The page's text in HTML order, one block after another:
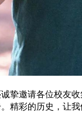
挚邀请各位校友
精彩的历史，让